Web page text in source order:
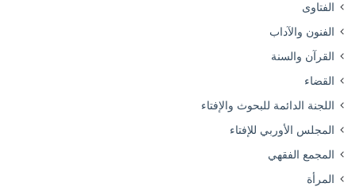
الفتاوى
الفنون والآداب
القرآن والسنة
القضاء
اللجنة الدائمة للبحوث والإفتاء
المجلس الأوربي للإفتاء
المجمع الفقهي
المرأة